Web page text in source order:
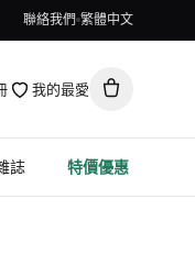
聯絡我們 繁體中文
我的最愛
誌 特價優惠